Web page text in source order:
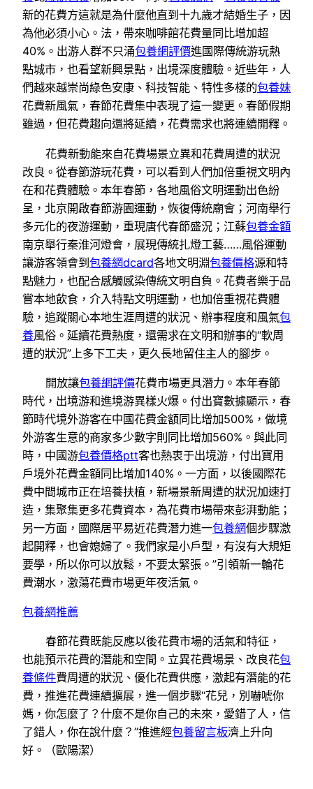
新的花費方這就是為什麼他直到十九歲才結婚生子，因
為他必須小心。法，帶來咖啡館花費量同比增加超
40%。出游人群不只涌包養網評價進國際傳統游玩熱
點城市，也看望新興景點，出境深度體驗。近些年，人
們越來越崇尚綠色安康、科技智能、特性多樣的包養妹
花費新風氣，春節花費集中表現了這一變更。春節假期
雖過，但花費趨向還將延續，花費需求也將連續開釋。
花費新動能來自花費場景立異和花費周遭的狀況
改良。從春節游玩花費，可以看到人們加倍重視文明內
在和花費體驗。本年春節，各地風俗文明運動出色紛
呈，北京開啟春節游園運動，恢復傳統廟會；河南舉行
多元化的夜游運動，重現唐代春節盛況；江蘇包養金額
南京舉行秦淮河燈會，展現傳統扎燈工藝……風俗運動
讓游客領會到包養網dcard各地文明淵包養價格源和特
點魅力，也配合感觸感染傳統文明自負。花費者樂于品
嘗本地飲食，介入特點文明運動，也加倍重視花費體
驗，追蹤關心本地生涯周遭的狀況、辦事程度和風氣包
養風俗。延續花費熱度，還需求在文明和辦事的“軟周
遭的狀況”上多下工夫，更久長地留住主人的腳步。
開放讓包養網評價花費市場更具潛力。本年春節
時代，出境游和進境游異樣火爆。付出寶數據顯示，春
節時代境外游客在中國花費金額同比增加500%，做境
外游客生意的商家多少數字則同比增加560%。與此同
時，中國游包養價格ptt客也熱衷于出境游，付出寶用
戶境外花費金額同比增加140%。一方面，以後國際花
費中間城市正在培養扶植，新場景新周遭的狀況加速打
造，集聚集更多花費資本，為花費市場帶來彭湃動能；
另一方面，國際居平易近花費潛力進一包養網個步驟激
起開釋，也會媳婦了。我們家是小戶型，有沒有大規矩
要學，所以你可以放鬆，不要太緊張。”引領新一輪花
費潮水，激蕩花費市場更年夜活氣。
包養網推薦
春節花費既能反應以後花費市場的活氣和特征，
也能預示花費的潛能和空間。立異花費場景、改良花包
養條件費周遭的狀況、優化花費供應，激起有潛能的花
費，推進花費連續擴展，進一個步驟“花兒，別嚇唬你
媽，你怎麼了？什麼不是你自己的未來，愛錯了人，信
了錯人，你在說什麼？”推進經包養留言板濟上升向
好。（歐陽潔）